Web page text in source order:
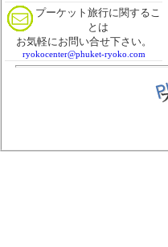
プーケット旅行に関するこ
とは
お気軽にお問い合せ下さい。
ryokocenter@phuket-ryoko.com